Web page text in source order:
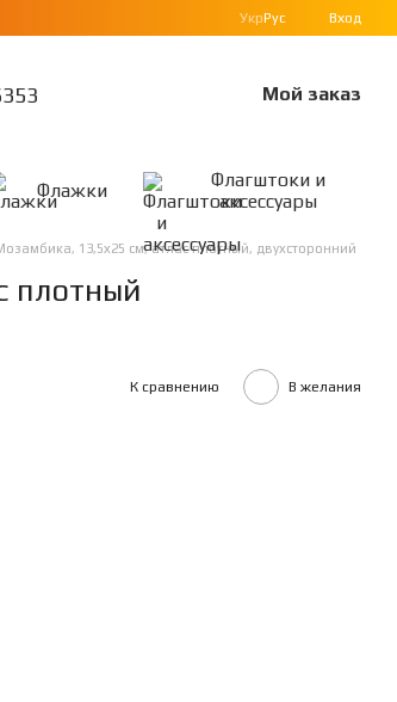
УкрРус Вход
Мой заказ
Флажки
Флагштоки и
аксессуары
13,5х25 см, атлас плотный, двухсторонний
плотный
К сравнению В желания